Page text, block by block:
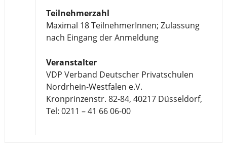
Teilnehmerzahl
Maximal 18 TeilnehmerInnen; Zulassung
nach Eingang der Anmeldung
Veranstalter
VDP Verband Deutscher Privatschulen
Nordrhein-Westfalen e.V.
Kronprinzenstr. 82-84, 40217 Düsseldorf,
Tel: 0211 – 41 66 06-00